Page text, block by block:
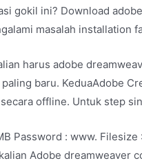
gokil ini? Download
masalah installation
harus adobe
baru. KeduaAdobe
offline. Untuk step
Password : www.
Adobe dreamweaver